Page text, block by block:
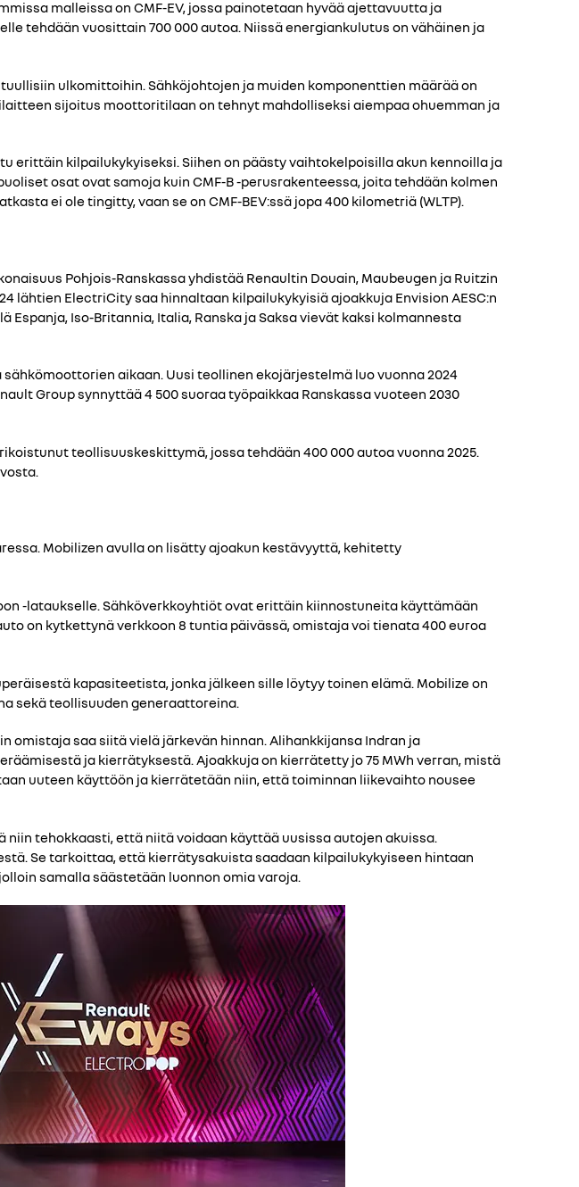
malleissa on CMF-EV, jossa painotetaan hyvää ajettavuutta ja
tehdään vuosittain 700 000 autoa. Niissä energiankulutus on vähäinen ja
ulkomittoihin. Sähköjohtojen ja muiden komponenttien määrää on
sijoitus moottoritilaan on tehnyt mahdolliseksi aiempaa ohuemman ja
erittäin kilpailukykyiseksi. Siihen on päästy vaihtokelpoisilla akun kennoilla ja
osat ovat samoja kuin CMF-B -perusrakenteessa, joita tehdään kolmen
ei ole tingitty, vaan se on CMF-BEV:ssä jopa 400 kilometriä (WLTP).
Pohjois-Ranskassa yhdistää Renaultin Douain, Maubeugen ja Ruitzin
lähtien ElectriCity saa hinnaltaan kilpailukykyisiä ajoakkuja Envision AESC:n
Iso-Britannia, Italia, Ranska ja Saksa vievät kaksi kolmannesta
aikaan. Uusi teollinen ekojärjestelmä luo vuonna 2024
Group synnyttää 4 500 suoraa työpaikkaa Ranskassa vuoteen 2030
teollisuuskeskittymä, jossa tehdään 400 000 autoa vuonna 2025.
Mobilizen avulla on lisätty ajoakun kestävyyttä, kehitetty
-lataukselle. Sähköverkkoyhtiöt ovat erittäin kiinnostuneita käyttämään
on kytkettynä verkkoon 8 tuntia päivässä, omistaja voi tienata 400 euroa
kapasiteetista, jonka jälkeen sille löytyy toinen elämä. Mobilize on
sekä teollisuuden generaattoreina.
omistaja saa siitä vielä järkevän hinnan. Alihankkijansa Indran ja
ja kierrätyksestä. Ajoakkuja on kierrätetty jo 75 MWh verran, mistä
uuteen käyttöön ja kierrätetään niin, että toiminnan liikevaihto nousee
tehokkaasti, että niitä voidaan käyttää uusissa autojen akuissa.
Se tarkoittaa, että kierrätysakuista saadaan kilpailukykyiseen hintaan
samalla säästetään luonnon omia varoja.